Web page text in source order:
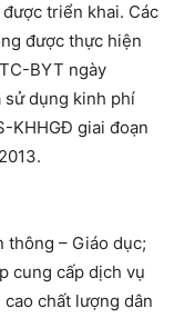
triển khai. Các
được thực hiện
BYT ngày
sử dụng kinh phí
KHHGĐ giai đoạn
thông – Giáo dục;
cung cấp dịch vụ
cao chất lượng dân